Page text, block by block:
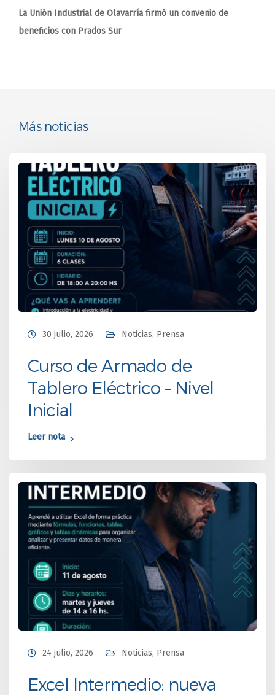
La Unión Industrial de Olavarría firmó un convenio de
beneficios con Prados Sur
Más noticias
30 julio, 2026 Noticias, Prensa
Curso de Armado de
Tablero Eléctrico – Nivel
Inicial
Leer nota
24 julio, 2026 Noticias, Prensa
Excel Intermedio: nueva